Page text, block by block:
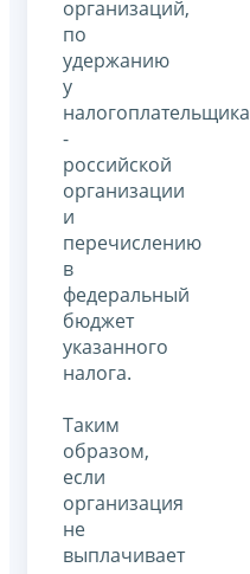
организаций,
по
удержанию
у
налогоплательщика
-
российской
организации
и
перечислению
в
федеральный
бюджет
указанного
налога.
Таким
образом,
если
организация
не
выплачивает